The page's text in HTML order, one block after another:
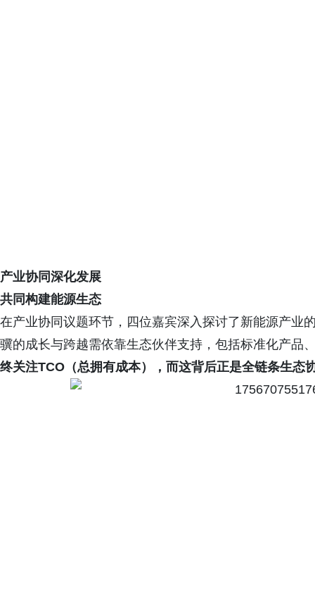
产业协同深化发展
共同构建能源生态
在产业协同议题环节，四位嘉宾深入探讨了新能源产业
骥的成长与跨越需依靠生态伙伴支持，包括标准化产品
终关注TCO（总拥有成本），而这背后正是全链条生态